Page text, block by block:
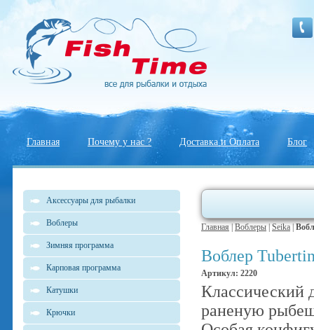
Главная Почему у нас ? Доставка и Оплата Блог
Аксессуары для рыбалки
Воблеры
Зимняя программа
Карповая программа
Катушки
Крючки
Главная Воблеры Seika
Воблер
Артикул: 2220
Классический
раненую